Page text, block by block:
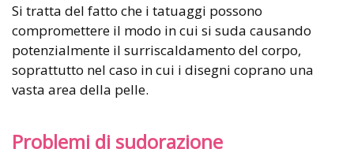
Si tratta del fatto che i tatuaggi possono
compromettere il modo in cui si suda causando
potenzialmente il surriscaldamento del corpo,
soprattutto nel caso in cui i disegni coprano una
vasta area della pelle.
Problemi di sudorazione